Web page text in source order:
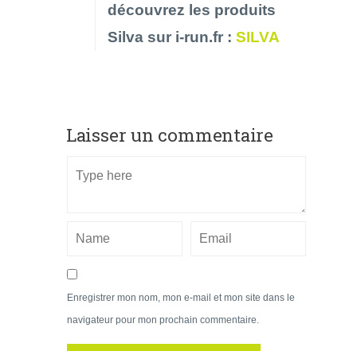
découvrez les produits
Silva sur i-run.fr : SILVA
Laisser un commentaire
Enregistrer mon nom, mon e-mail et mon site dans le
navigateur pour mon prochain commentaire.